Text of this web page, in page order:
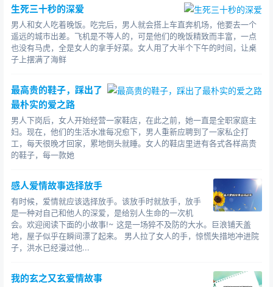
生死三十秒的深爱
男人和女人吃着晚饭。吃完后，男人就会搭上车直奔机场，他要去一个
遥远的城市出差。飞机是不等人的，可是他们的晚饭精致而丰富，一点
也没有马虎，全是女人的拿手好菜。女人用了大半个下午的时间，让桌
子上摆满了海鲜
最高贵的鞋子，踩出了
最朴实的爱之路
男人下岗后，女人开始经营一家鞋店，在此之前，她一直是全职家庭主
妇。现在，他们的生活水准每况愈下，男人重新应聘到了一家私企打
工，每天很晚才回家，累地倒头就睡。女人的鞋店里进有各式各样高贵
的鞋子，每一款她
感人爱情故事选择放手
有时候，爱情就应该选择放手。该放手时就放手，放手
是一种对自己和他人的深爱，是给别人生命的一次机
会。欢迎阅读下面的小故事!~ 这是一场猝不及防的大水。巨浪铺天盖
地，屋子似乎在瞬间漂了起来。 男人拉了女人的手，惊慌失措地冲进院
子，洪水已经漫过他...
我的玄之又玄爱情故事